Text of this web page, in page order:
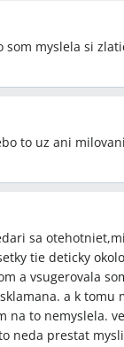
adopcia, PN
som myslela si
to uz ani
sa
tie deticky
a vsugerovala
a k tomu
na to nemyslela.
neda prestat